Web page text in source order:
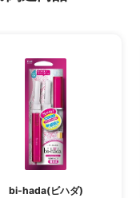
bi-hada(ビハダ)